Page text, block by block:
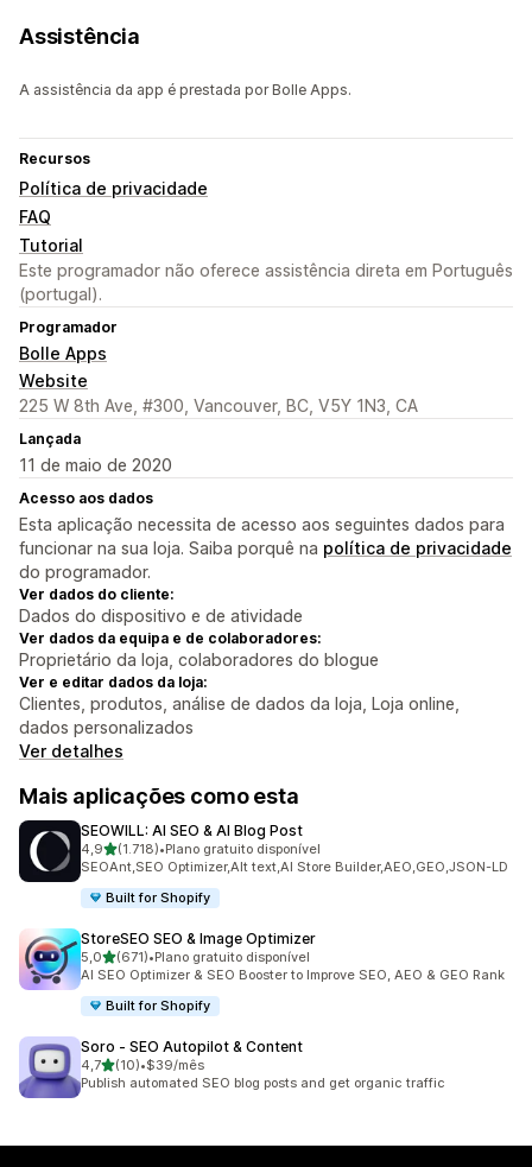
Assistência
A assistência da app é prestada por Bolle Apps.
Recursos
Política de privacidade
FAQ
Tutorial
Este programador não oferece assistência direta em Português
(portugal).
Programador
Bolle Apps
Website
225 W 8th Ave, #300, Vancouver, BC, V5Y 1N3, CA
Lançada
11 de maio de 2020
Acesso aos dados
Esta aplicação necessita de acesso aos seguintes dados para
funcionar na sua loja. Saiba porquê na política de privacidade
do programador.
Ver dados do cliente:
Dados do dispositivo e de atividade
Ver dados da equipa e de colaboradores:
Proprietário da loja, colaboradores do blogue
Ver e editar dados da loja:
Clientes, produtos, análise de dados da loja, Loja online,
dados personalizados
Ver detalhes
Mais aplicações como esta
SEOWILL: AI SEO & AI Blog Post
4,9de 5 estrelas
(1.718)
1718 total de avaliações
•Plano gratuito disponível
SEOAnt,SEO Optimizer,Alt text,AI Store Builder,AEO,GEO,JSON-LD
Built for Shopify
StoreSEO SEO & Image Optimizer
5,0de 5 estrelas
(671)
671 total de avaliações
•Plano gratuito disponível
AI SEO Optimizer & SEO Booster to Improve SEO, AEO & GEO Rank
Built for Shopify
Soro ‑ SEO Autopilot & Content
4,7de 5 estrelas
(10)
10 total de avaliações
•$39/mês
Publish automated SEO blog posts and get organic traffic